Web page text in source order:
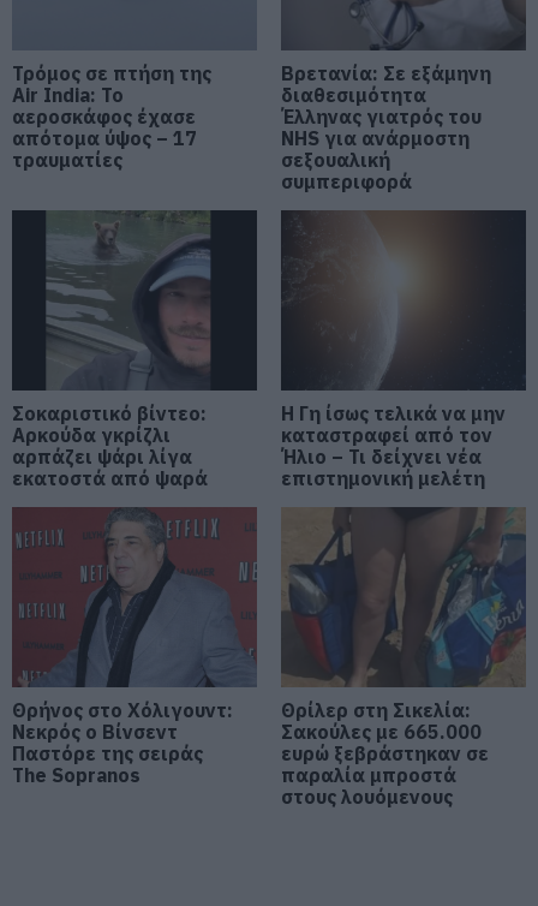
Νέα εποχή για την Εύβοια:
Μονοπάτια μέσα σε μαγευτικό
δάσος
06.08.2026 | 15:45
πληρώνονται έως και αύριο
06.08.2026 | 15:30
Συναγερμός στη Χαλκίδα: Γυναίκα
έπεσε από την Υψηλή Γέφυρα
06.08.2026 | 15:10
Στην ΑΑΔΕ ο Μητσοτάκης για το
myAGRO – Τι δήλωσε
Φωτιά τώρα στη Σκύρο
06.08.2026 | 14:45
Πασίγνωστο κοσμηματοπωλείο
έπιασε φωτιά στην Εύβοια
06.08.2026 | 14:45
Τρόμος σε πτήση της
Air India: Το
αεροσκάφος έχασε
απότομα ύψος – 17
τραυματίες
Βρετανία: Σε εξάμηνη
διαθεσιμότητα
Έλληνας γιατρός του
NHS για ανάρμοστη
σεξουαλική
συμπεριφορά
Σοκαριστικό βίντεο:
Αρκούδα γκρίζλι
αρπάζει ψάρι λίγα
εκατοστά από ψαρά
Η Γη ίσως τελικά να μην
καταστραφεί από τον
Ήλιο – Τι δείχνει νέα
επιστημονική μελέτη
Θρήνος στο Χόλιγουντ:
Νεκρός ο Βίνσεντ
Παστόρε της σειράς
The Sopranos
Θρίλερ στη Σικελία:
Σακούλες με 665.000
ευρώ ξεβράστηκαν σε
παραλία μπροστά
στους λουόμενους